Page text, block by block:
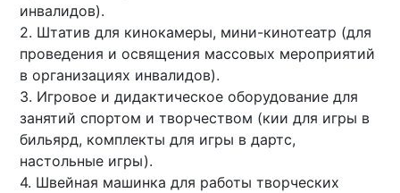
инвалидов).
2. Штатив для кинокамеры, мини-кинотеатр (для
проведения и освящения массовых мероприятий
в организациях инвалидов).
3. Игровое и дидактическое оборудование для
занятий спортом и творчеством (кии для игры в
бильярд, комплекты для игры в дартс,
настольные игры).
4. Швейная машинка для работы творческих